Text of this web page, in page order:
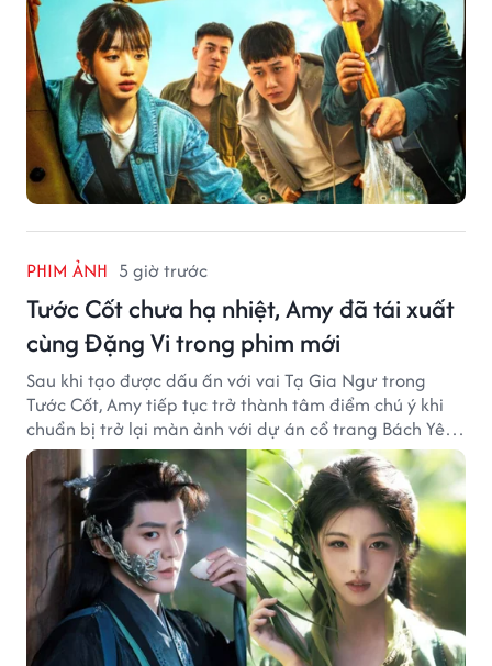
PHIM ẢNH 5 giờ trước
Tước Cốt chưa hạ nhiệt, Amy đã tái xuất
cùng Đặng Vi trong phim mới
Sau khi tạo được dấu ấn với vai Tạ Gia Ngư trong
Tước Cốt, Amy tiếp tục trở thành tâm điểm chú ý khi
chuẩn bị trở lại màn ảnh với dự án cổ trang Bách Yêu
Phổ.